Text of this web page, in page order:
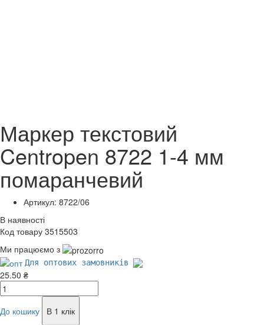
Маркер текстовий
Centropen 8722 1-4 мм
помаранчевий
Артикул: 8722/06
В наявності
Код товару 3515503
Ми працюємо з
Для оптових замовників
25.50 ₴
До кошику
В 1 клік